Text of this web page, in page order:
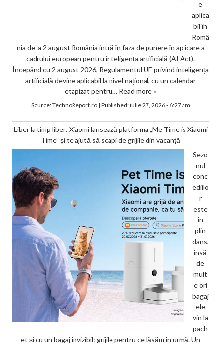
e
aplica
bil în
Româ
nia de la 2 august România intră în faza de punere în aplicare a
cadrului european pentru inteligența artificială (AI Act).
Începând cu 2 august 2026, Regulamentul UE privind inteligența
artificială devine aplicabil la nivel național, cu un calendar
etapizat pentru… Read more »
Source:TechnoReport.ro| Published:iulie 27, 2026 - 6:27 am
Liber la timp liber: Xiaomi lansează platforma „Me Time is Xiaomi
Time” și te ajută să scapi de grijile din vacanță
Sezo
nul
conc
ediilo
r
este
în
plin
dans,
însă
de
mult
e ori
bagaj
ele
vin la
pach
et și cu un bagaj invizibil: grijile pentru ce lăsăm în urmă. Un